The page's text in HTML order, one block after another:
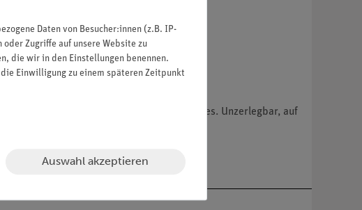
Darstellung des mikroskopischen Feinbaues. Unzerlegbar, auf
Daten von Besucher:innen (z.B. IP-
Zugriffe auf unsere Website zu
die wir in den Einstellungen benennen.
Einwilligung zu einem späteren Zeitpunkt
Auswahl akzeptieren